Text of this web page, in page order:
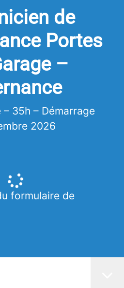
de
Portes
–
– 35h – Démarrage
2026
formulaire de